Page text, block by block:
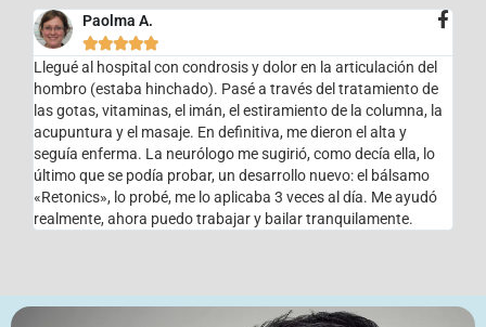
Paolma A.

Llegué al hospital con condrosis y dolor en la articulación del
hombro (estaba hinchado). Pasé a través del tratamiento de
las gotas, vitaminas, el imán, el estiramiento de la columna, la
acupuntura y el masaje. En definitiva, me dieron el alta y
seguía enferma. La neurólogo me sugirió, como decía ella, lo
último que se podía probar, un desarrollo nuevo: el bálsamo
«Retonics», lo probé, me lo aplicaba 3 veces al día. Me ayudó
realmente, ahora puedo trabajar y bailar tranquilamente.